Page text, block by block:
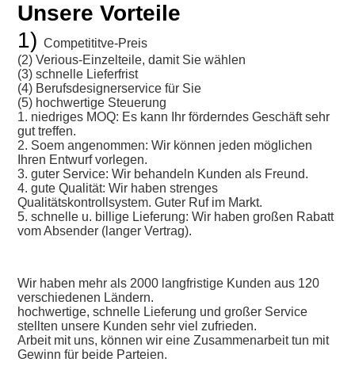
Unsere Vorteile
1) Competititve-Preis
(2) Verious-Einzelteile, damit Sie wählen
(3) schnelle Lieferfrist
(4) Berufsdesignerservice für Sie
(5) hochwertige Steuerung
1. niedriges MOQ: Es kann Ihr förderndes Geschäft sehr
gut treffen.
2. Soem angenommen: Wir können jeden möglichen
Ihren Entwurf vorlegen.
3. guter Service: Wir behandeln Kunden als Freund.
4. gute Qualität: Wir haben strenges
Qualitätskontrollsystem. Guter Ruf im Markt.
5. schnelle u. billige Lieferung: Wir haben großen Rabatt
vom Absender (langer Vertrag).
Wir haben mehr als 2000 langfristige Kunden aus 120
verschiedenen Ländern.
hochwertige, schnelle Lieferung und großer Service
stellten unsere Kunden sehr viel zufrieden.
Arbeit mit uns, können wir eine Zusammenarbeit tun mit
Gewinn für beide Parteien.